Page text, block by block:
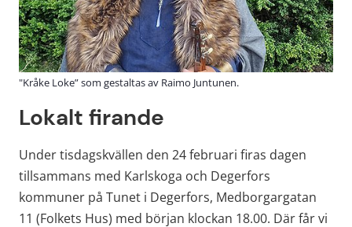
"Kråke Loke” som gestaltas av Raimo Juntunen.
Lokalt firande
Under tisdagskvällen den 24 februari firas dagen
tillsammans med Karlskoga och Degerfors
kommuner på Tunet i Degerfors, Medborgargatan
11 (Folkets Hus) med början klockan 18.00. Där får vi